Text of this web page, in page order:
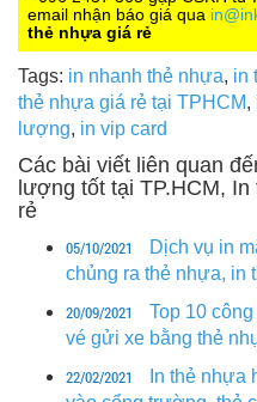
email nhận báo giá qua
thẻ nhựa giá rẻ
Tags: in nhanh thẻ nhựa, in
thẻ nhựa giá rẻ tại TPHCM,
lượng, in vip card
Các bài viết liên quan
lượng tốt tại TP.HCM,
rẻ
05/10/2021
Dịch vụ in
chủng ra thẻ nhựa, in
20/09/2021
Top 10
vé gửi xe bằng thẻ
22/02/2021
In thẻ nhựa